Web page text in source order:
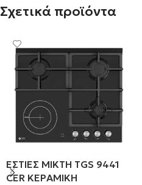
Σχετικά προϊόντα
ΕΣΤΙΕΣ ΜΙΚΤΗ TGS 9441
CER ΚΕΡΑΜΙΚΗ